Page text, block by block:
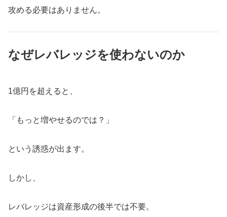
攻める必要はありません。
なぜレバレッジを使わないのか
1億円を超えると、
「もっと増やせるのでは？」
という誘惑が出ます。
しかし、
レバレッジは資産形成の後半では不要。